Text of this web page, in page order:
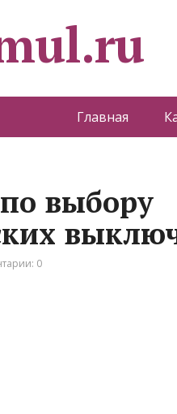
Главная
выбору
0